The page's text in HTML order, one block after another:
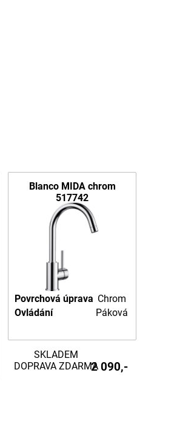
Blanco MIDA chrom
517742
Povrchová úprava Chrom
Ovládání
Páková
2 090,-
SKLADEM
DOPRAVA ZDARMA